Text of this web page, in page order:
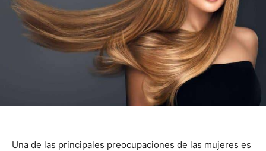
Una de las principales preocupaciones de las mujeres es